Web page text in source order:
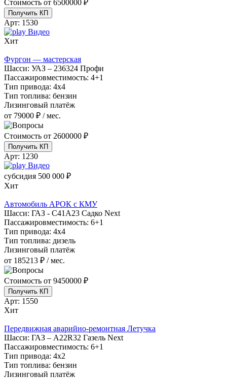
Стоимость от 6500000 ₽
Получить КП
Арт: 1530
Видео
Хит
Фургон — мастерская
Шасси: УАЗ – 236324 Профи
Пассажировместимость: 4+1
Тип привода: 4х4
Тип топлива: бензин
Лизинговый платёж
от 79000 ₽ / мес.
Стоимость от 2600000 ₽
Получить КП
Арт: 1230
Видео
субсидия 500 000 ₽
Хит
Автомобиль АРОК с КМУ
Шасси: ГАЗ - С41А23 Садко Next
Пассажировместимость: 6+1
Тип привода: 4х4
Тип топлива: дизель
Лизинговый платёж
от 185213 ₽ / мес.
Стоимость от 9450000 ₽
Получить КП
Арт: 1550
Хит
Передвижная аварийно-ремонтная Летучка
Шасси: ГАЗ – A22R32 Газель Next
Пассажировместимость: 6+1
Тип привода: 4х2
Тип топлива: бензин
Лизинговый платёж